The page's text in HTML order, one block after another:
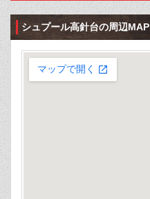
シュプール高針台の周辺MAP